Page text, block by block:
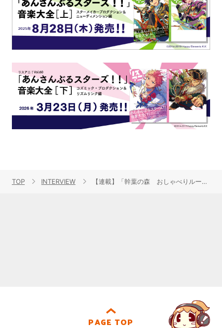
TOP INTERVIEW 【連載】「幹葉の森 おしゃべりルーム」第7回：幹葉（スピラ・スピカ）×ハリウッドザコシショウ
PAGE TOP